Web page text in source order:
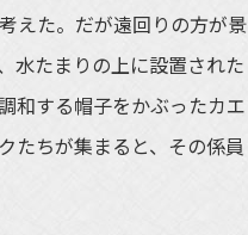
えた。だが遠回りの方が景
水たまりの上に設置された
和する帽子をかぶったカエ
たちが集まると、その係員